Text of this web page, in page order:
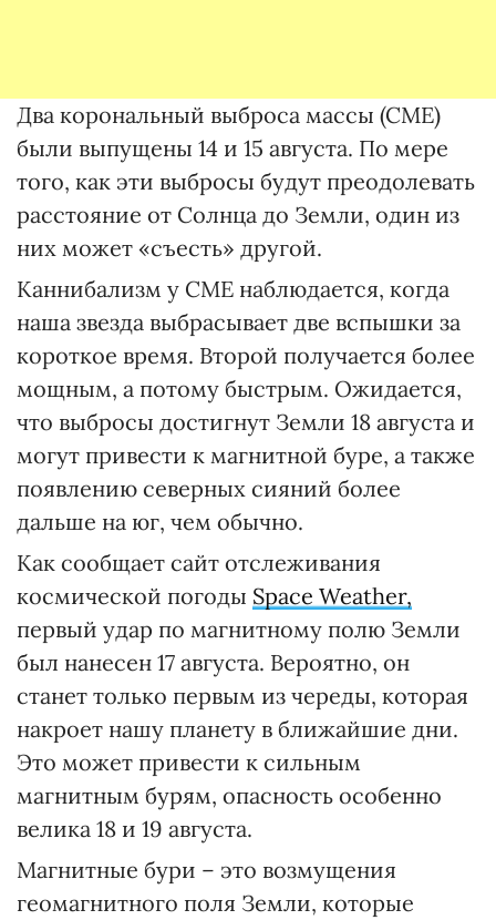
Два корональный выброса массы (СМЕ)
были выпущены 14 и 15 августа. По мере
того, как эти выбросы будут преодолевать
расстояние от Солнца до Земли, один из
них может «съесть» другой.
Каннибализм у СМЕ наблюдается, когда
наша звезда выбрасывает две вспышки за
короткое время. Второй получается более
мощным, а потому быстрым. Ожидается,
что выбросы достигнут Земли 18 августа и
могут привести к магнитной буре, а также
появлению северных сияний более
дальше на юг, чем обычно.
Как сообщает сайт отслеживания
космической погоды Space Weather,
первый удар по магнитному полю Земли
был нанесен 17 августа. Вероятно, он
станет только первым из череды, которая
накроет нашу планету в ближайшие дни.
Это может привести к сильным
магнитным бурям, опасность особенно
велика 18 и 19 августа.
Магнитные бури – это возмущения
геомагнитного поля Земли, которые